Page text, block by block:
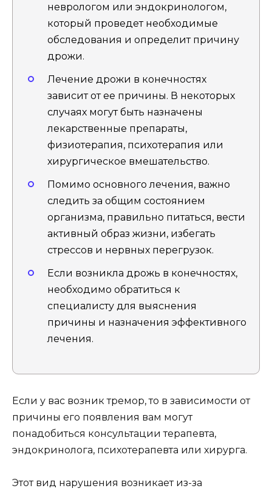
неврологом или эндокринологом,
который проведет необходимые
обследования и определит причину
дрожи.
Лечение дрожи в конечностях
зависит от ее причины. В некоторых
случаях могут быть назначены
лекарственные препараты,
физиотерапия, психотерапия или
хирургическое вмешательство.
Помимо основного лечения, важно
следить за общим состоянием
организма, правильно питаться, вести
активный образ жизни, избегать
стрессов и нервных перегрузок.
Если возникла дрожь в конечностях,
необходимо обратиться к
специалисту для выяснения
причины и назначения эффективного
лечения.
Если у вас возник тремор, то в зависимости от
причины его появления вам могут
понадобиться консультации терапевта,
эндокринолога, психотерапевта или хирурга.
Этот вид нарушения возникает из-за